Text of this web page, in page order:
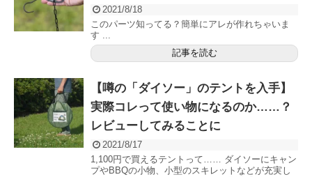
2021/8/18
このパーツ知ってる？簡単にアレが作れちゃいま
す ...
記事を読む
【噂の「ダイソー」のテントを入手】
実際コレって使い物になるのか……？
レビューしてみることに
2021/8/17
1,100円で買えるテントって…… ダイソーにキャン
プやBBQの小物、小型のスキレットなどが充実し